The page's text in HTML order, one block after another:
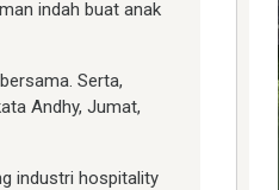
indah buat anak
Serta,
Andhy, Jumat,
industri hospitality